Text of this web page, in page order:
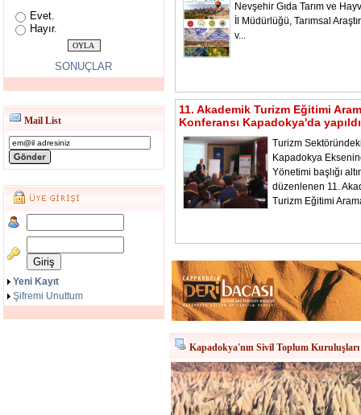
Evet.
Hayır.
SONUÇLAR
Mail List
Yeni Kayıt
Şifremi Unuttum
Nevşehir Gıda Tarım ve
İl Müdürlüğü, Tarımsal
v...
11. Akademik Turizm Eğitimi
Konferansı Kapadokya'da yapıldı
Turizm
Kapadokya
Yönetimi başlığı
düzenlenen 11.
Turizm Eğitimi
Kapadokya'nın Sivil Toplum Kuruluşları